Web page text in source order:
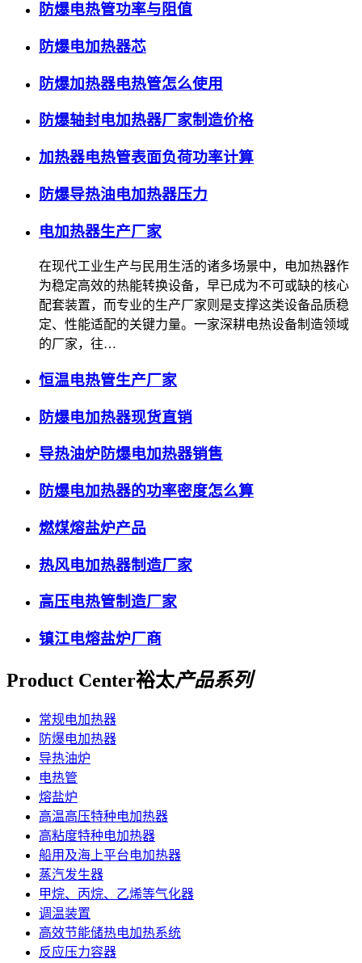
防爆电热管功率与阻值
防爆电加热器芯
防爆加热器电热管怎么使用
防爆轴封电加热器厂家制造价格
加热器电热管表面负荷功率计算
防爆导热油电加热器压力
电加热器生产厂家
在现代工业生产与民用生活的诸多场景中，电加热器作
为稳定高效的热能转换设备，早已成为不可或缺的核心
配套装置，而专业的生产厂家则是支撑这类设备品质稳
定、性能适配的关键力量。一家深耕电热设备制造领域
的厂家，往…
恒温电热管生产厂家
防爆电加热器现货直销
导热油炉防爆电加热器销售
防爆电加热器的功率密度怎么算
燃煤熔盐炉产品
热风电加热器制造厂家
高压电热管制造厂家
镇江电熔盐炉厂商
Product Center裕太产品系列
常规电加热器
防爆电加热器
导热油炉
电热管
熔盐炉
高温高压特种电加热器
高粘度特种电加热器
船用及海上平台电加热器
蒸汽发生器
甲烷、丙烷、乙烯等气化器
调温装置
高效节能储热电加热系统
反应压力容器